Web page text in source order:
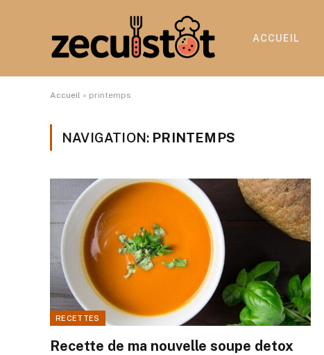
ACCUEIL
Accueil » printemps
NAVIGATION: PRINTEMPS
RECETTES
Recette de ma nouvelle soupe detox